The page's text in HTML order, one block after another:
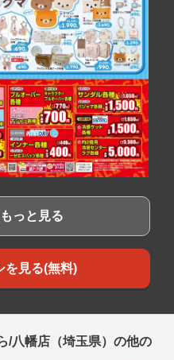
っと見る
を見る(無料)
/八幡店（埼玉県）の他の